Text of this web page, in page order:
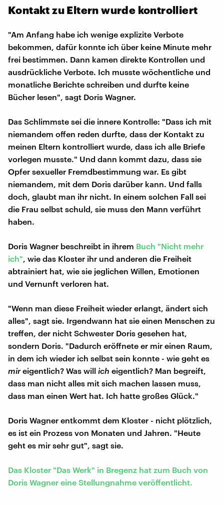
Kontakt zu Eltern wurde kontrolliert
"Am Anfang habe ich wenige explizite Verbote
bekommen, dafür konnte ich über keine Minute mehr
frei bestimmen. Dann kamen direkte Kontrollen und
ausdrückliche Verbote. Ich musste wöchentliche und
monatliche Berichte schreiben und durfte keine
Bücher lesen", sagt Doris Wagner.
Das Schlimmste sei die innere Kontrolle: "Dass ich mit
niemandem offen reden durfte, dass der Kontakt zu
meinen Eltern kontrolliert wurde, dass ich alle Briefe
vorlegen musste." Und dann kommt dazu, dass sie
Opfer sexueller Fremdbestimmung war. Es gibt
niemandem, mit dem Doris darüber kann. Und falls
doch, glaubt man ihr nicht. In einem solchen Fall sei
die Frau selbst schuld, sie muss den Mann verführt
haben.
Doris Wagner beschreibt in ihrem Buch "Nicht mehr
ich", wie das Kloster ihr und anderen die Freiheit
abtrainiert hat, wie sie jeglichen Willen, Emotionen
und Vernunft verloren hat.
"Wenn man diese Freiheit wieder erlangt, ändert sich
alles", sagt sie. Irgendwann hat sie einen Menschen zu
treffen, der nicht Schwester Doris gesehen hat,
sondern Doris. "Dadurch eröffnete er mir einen Raum,
in dem ich wieder ich selbst sein konnte - wie geht es
mireigentlich? Was will ich eigentlich? Man begreift,
dass man nicht alles mit sich machen lassen muss,
dass man einen Wert hat. Ich hatte großes Glück."
Doris Wagner entkommt dem Kloster - nicht plötzlich,
es ist ein Prozess von Monaten und Jahren. "Heute
geht es mir sehr gut", sagt sie.
Das Kloster "Das Werk" in Bregenz hat zum Buch von
Doris Wagner eine Stellungnahme veröffentlicht.